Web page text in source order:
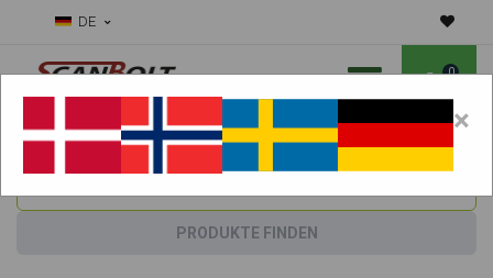
DE
0
Benötigen Sie Hilfe bei Verschleißteilen?Maschine wählen:
PRODUKTE FINDEN
×